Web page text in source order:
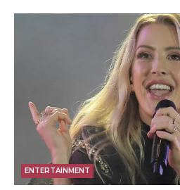
ENTERTAINMENT